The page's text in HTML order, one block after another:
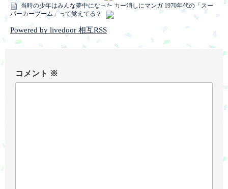
当時の少年はみんな夢中になった カー消しにマンガ 1970年代の「スー
パーカーブーム」って覚えてる？
Powered by livedoor 相互RSS
コメント ※